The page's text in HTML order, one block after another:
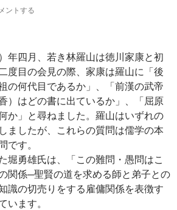
ントする
年四月、若き林羅山は徳川家康と初
度目の会見の際、家康は羅山に「後
の何代目であるか」、「前漢の武帝
）はどの書に出ているか」、「屈原
か」と尋ねました。羅山はいずれの
ましたが、これらの質問は儒学の本
です。
堀勇雄氏は、「この難問・愚問はこ
関係─聖賢の道を求める師と弟子との
識の切売りをする雇傭関係を表徴す
います。